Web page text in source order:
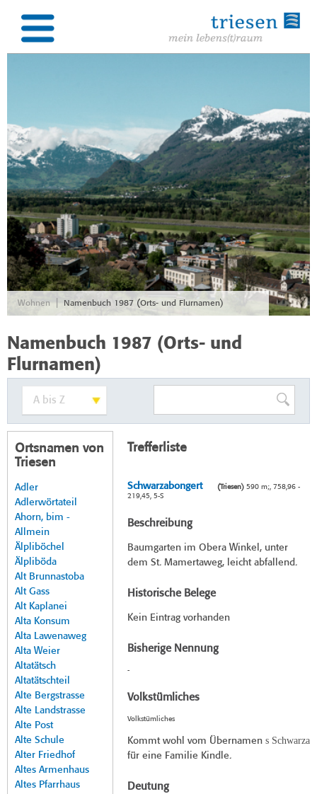
Wohnen | Namenbuch 1987 (Orts- und Flurnamen)
Namenbuch 1987 (Orts- und
Flurnamen)
Ortsnamen von
Triesen
Adler
Adlerwörtateil
Ahorn, bim -
Allmein
Älpliböchel
Älpliböda
Alt Brunnastoba
Alt Gass
Alt Kaplanei
Alta Konsum
Alta Lawenaweg
Alta Weier
Altatätsch
Altatätschteil
Alte Bergstrasse
Alte Landstrasse
Alte Post
Alte Schule
Alter Friedhof
Altes Armenhaus
Altes Pfarrhaus
Trefferliste
Schwarzabongert (Triesen)590 m;, 758,96 -
219,45, 5-S
Beschreibung
Baumgarten im Obera Winkel, unter
dem St. Mamertaweg, leicht abfallend.
Historische Belege
Kein Eintrag vorhanden
Bisherige Nennung
-
Volkstümliches
Volkstümliches
Kommt wohl vom Übernamen s Schwarza
für eine Familie Kindle.
Deutung